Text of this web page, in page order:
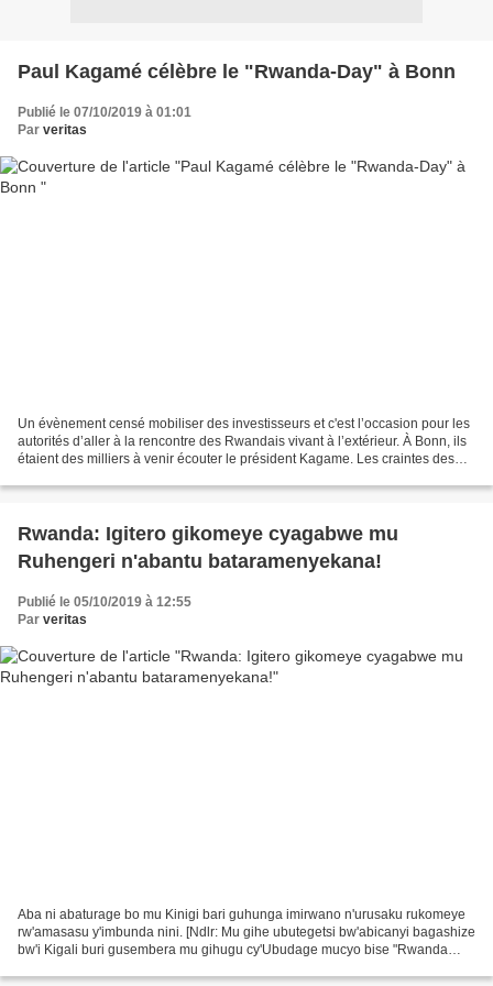
Paul Kagamé célèbre le "Rwanda-Day" à Bonn
Publié le 07/10/2019 à 01:01
Par veritas
Un évènement censé mobiliser des investisseurs et c'est l’occasion pour les
autorités d’aller à la rencontre des Rwandais vivant à l’extérieur. À Bonn, ils
étaient des milliers à venir écouter le président Kagame. Les craintes des
Rwanda: Igitero gikomeye cyagabwe mu
Ruhengeri n'abantu bataramenyekana!
Publié le 05/10/2019 à 12:55
Par veritas
Aba ni abaturage bo mu Kinigi bari guhunga imirwano n'urusaku rukomeye
rw'amasasu y'imbunda nini. [Ndlr: Mu gihe ubutegetsi bw'abicanyi bagashize
bw'i Kigali buri gusembera mu gihugu cy'Ubudage mucyo bise "Rwanda